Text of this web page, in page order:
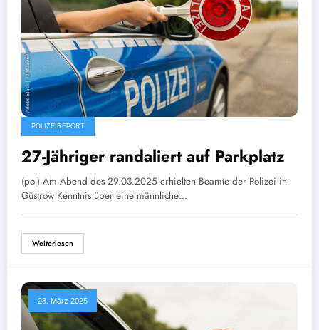
POLIZEIREPORT
27-Jähriger randaliert auf Parkplatz
(pol) Am Abend des 29.03.2025 erhielten Beamte der Polizei in
Güstrow Kenntnis über eine männliche…
Weiterlesen
28. März 2025